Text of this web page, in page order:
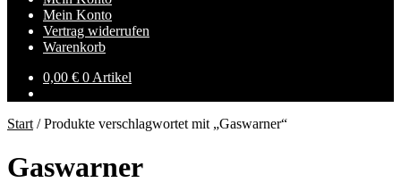
Mein Konto
Vertrag widerrufen
Warenkorb
0,00 € 0 Artikel
Start /Produkte verschlagwortet mit „Gaswarner“
Gaswarner